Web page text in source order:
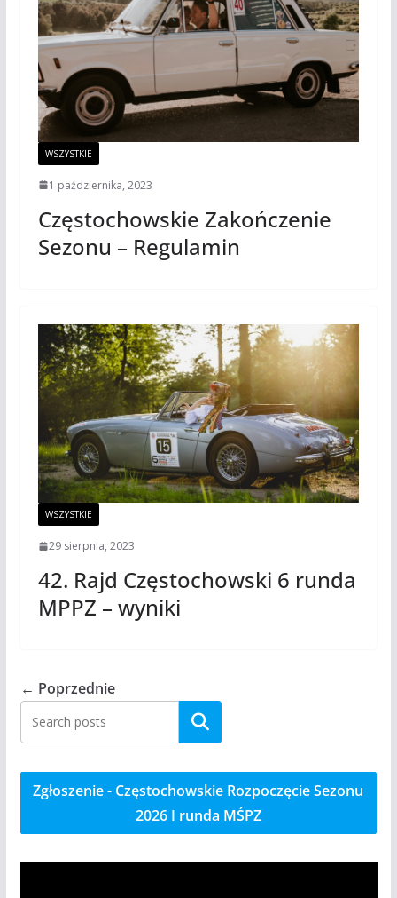
WSZYSTKIE
1 października, 2023
Częstochowskie Zakończenie
Sezonu – Regulamin
WSZYSTKIE
29 sierpnia, 2023
42. Rajd Częstochowski 6 runda
MPPZ – wyniki
← Poprzednie
Szukaj
Zgłoszenie - Częstochowskie Rozpoczęcie Sezonu
2026 I runda MŚPZ